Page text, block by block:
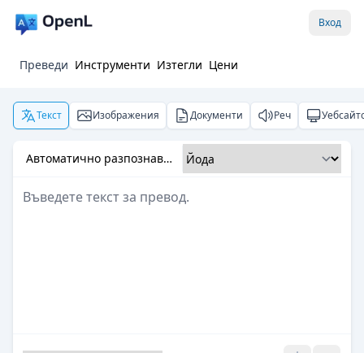
Вход
Преведи Инструменти Изтегли Цени
Текст Изображения Документи Реч
Автоматично разпознаване